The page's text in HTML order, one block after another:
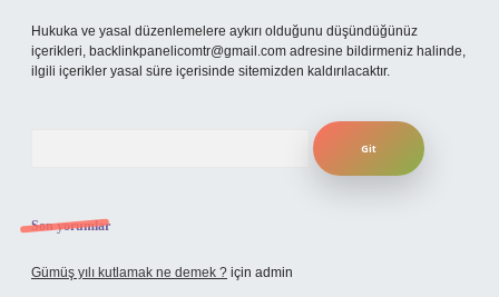
Hukuka ve yasal düzenlemelere aykırı olduğunu düşündüğünüz
içerikleri, backlinkpanelicomtr@gmail.com adresine bildirmeniz halinde,
ilgili içerikler yasal süre içerisinde sitemizden kaldırılacaktır.
Son yorumlar
Gümüş yılı kutlamak ne demek ? için admin